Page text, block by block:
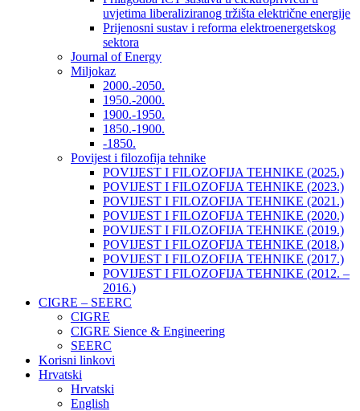
uvjetima liberaliziranog tržišta električne energije
Prijenosni sustav i reforma elektroenergetskog
sektora
Journal of Energy
Miljokaz
2000.-2050.
1950.-2000.
1900.-1950.
1850.-1900.
-1850.
Povijest i filozofija tehnike
POVIJEST I FILOZOFIJA TEHNIKE (2025.)
POVIJEST I FILOZOFIJA TEHNIKE (2023.)
POVIJEST I FILOZOFIJA TEHNIKE (2021.)
POVIJEST I FILOZOFIJA TEHNIKE (2020.)
POVIJEST I FILOZOFIJA TEHNIKE (2019.)
POVIJEST I FILOZOFIJA TEHNIKE (2018.)
POVIJEST I FILOZOFIJA TEHNIKE (2017.)
POVIJEST I FILOZOFIJA TEHNIKE (2012. –
2016.)
CIGRE – SEERC
CIGRE
CIGRE Sience & Engineering
SEERC
Korisni linkovi
Hrvatski
Hrvatski
English